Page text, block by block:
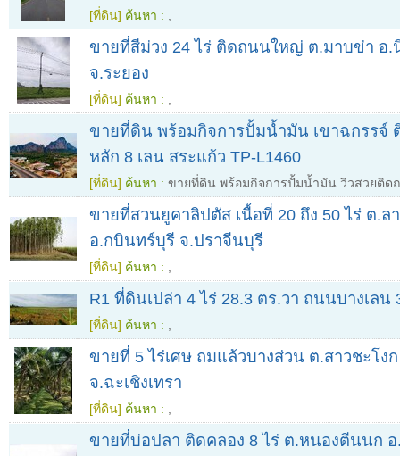
[ที่ดิน] ค้นหา :
ขายที่สีม่วง 24 ไร่ ติดถนนใหญ่ ต.มาบข่า
จ.ระยอง
[ที่ดิน] ค้นหา :
ขายที่ดิน พร้อมกิจการปั้มน้ำมัน เขาฉกรรจ์
หลัก 8 เลน สระแก้ว TP-L1460
[ที่ดิน] ค้นหา : ขายที่ดิน พร้อมกิจการปั้มน้ำมัน วิวสวยติด
ขายที่สวนยูคาลิปตัส เนื้อที่ 20 ถึง 50 ไร่ ต.ล
อ.กบินทร์บุรี จ.ปราจีนบุรี
[ที่ดิน] ค้นหา :
R1 ที่ดินเปล่า 4 ไร่ 28.3 ตร.วา ถนนบางเลน
[ที่ดิน] ค้นหา :
ขายที่ 5 ไร่เศษ ถมแล้วบางส่วน ต.สาวชะโง
จ.ฉะเชิงเทรา
[ที่ดิน] ค้นหา :
ขายที่บ่อปลา ติดคลอง 8 ไร่ ต.หนองตีนนก